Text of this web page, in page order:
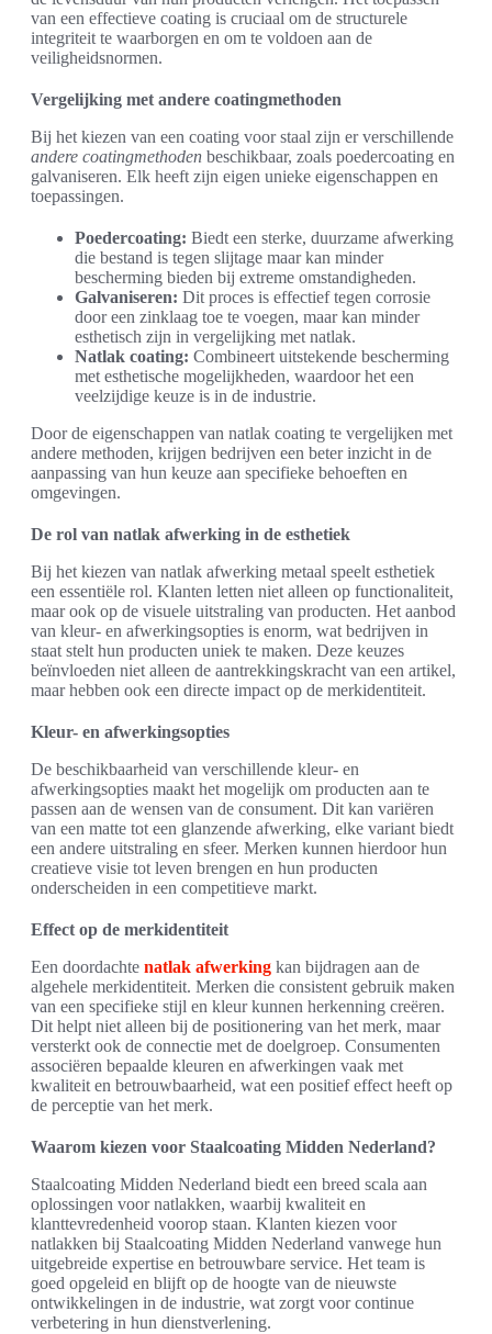
van een effectieve coating is cruciaal om de structurele
integriteit te waarborgen en om te voldoen aan de
veiligheidsnormen.
Vergelijking met andere coatingmethoden
Bij het kiezen van een coating voor staal zijn er verschillende
andere coatingmethoden beschikbaar, zoals poedercoating en
galvaniseren. Elk heeft zijn eigen unieke eigenschappen en
toepassingen.
Poedercoating: Biedt een sterke, duurzame afwerking
die bestand is tegen slijtage maar kan minder
bescherming bieden bij extreme omstandigheden.
Galvaniseren: Dit proces is effectief tegen corrosie
door een zinklaag toe te voegen, maar kan minder
esthetisch zijn in vergelijking met natlak.
Natlak coating: Combineert uitstekende bescherming
met esthetische mogelijkheden, waardoor het een
veelzijdige keuze is in de industrie.
Door de eigenschappen van natlak coating te vergelijken met
andere methoden, krijgen bedrijven een beter inzicht in de
aanpassing van hun keuze aan specifieke behoeften en
omgevingen.
De rol van natlak afwerking in de esthetiek
Bij het kiezen van natlak afwerking metaal speelt esthetiek
een essentiële rol. Klanten letten niet alleen op functionaliteit,
maar ook op de visuele uitstraling van producten. Het aanbod
van kleur- en afwerkingsopties is enorm, wat bedrijven in
staat stelt hun producten uniek te maken. Deze keuzes
beïnvloeden niet alleen de aantrekkingskracht van een artikel,
maar hebben ook een directe impact op de merkidentiteit.
Kleur- en afwerkingsopties
De beschikbaarheid van verschillende kleur- en
afwerkingsopties maakt het mogelijk om producten aan te
passen aan de wensen van de consument. Dit kan variëren
van een matte tot een glanzende afwerking, elke variant biedt
een andere uitstraling en sfeer. Merken kunnen hierdoor hun
creatieve visie tot leven brengen en hun producten
onderscheiden in een competitieve markt.
Effect op de merkidentiteit
Een doordachte natlak afwerking kan bijdragen aan de
algehele merkidentiteit. Merken die consistent gebruik maken
van een specifieke stijl en kleur kunnen herkenning creëren.
Dit helpt niet alleen bij de positionering van het merk, maar
versterkt ook de connectie met de doelgroep. Consumenten
associëren bepaalde kleuren en afwerkingen vaak met
kwaliteit en betrouwbaarheid, wat een positief effect heeft op
de perceptie van het merk.
Waarom kiezen voor Staalcoating Midden Nederland?
Staalcoating Midden Nederland biedt een breed scala aan
oplossingen voor natlakken, waarbij kwaliteit en
klanttevredenheid voorop staan. Klanten kiezen voor
natlakken bij Staalcoating Midden Nederland vanwege hun
uitgebreide expertise en betrouwbare service. Het team is
goed opgeleid en blijft op de hoogte van de nieuwste
ontwikkelingen in de industrie, wat zorgt voor continue
verbetering in hun dienstverlening.